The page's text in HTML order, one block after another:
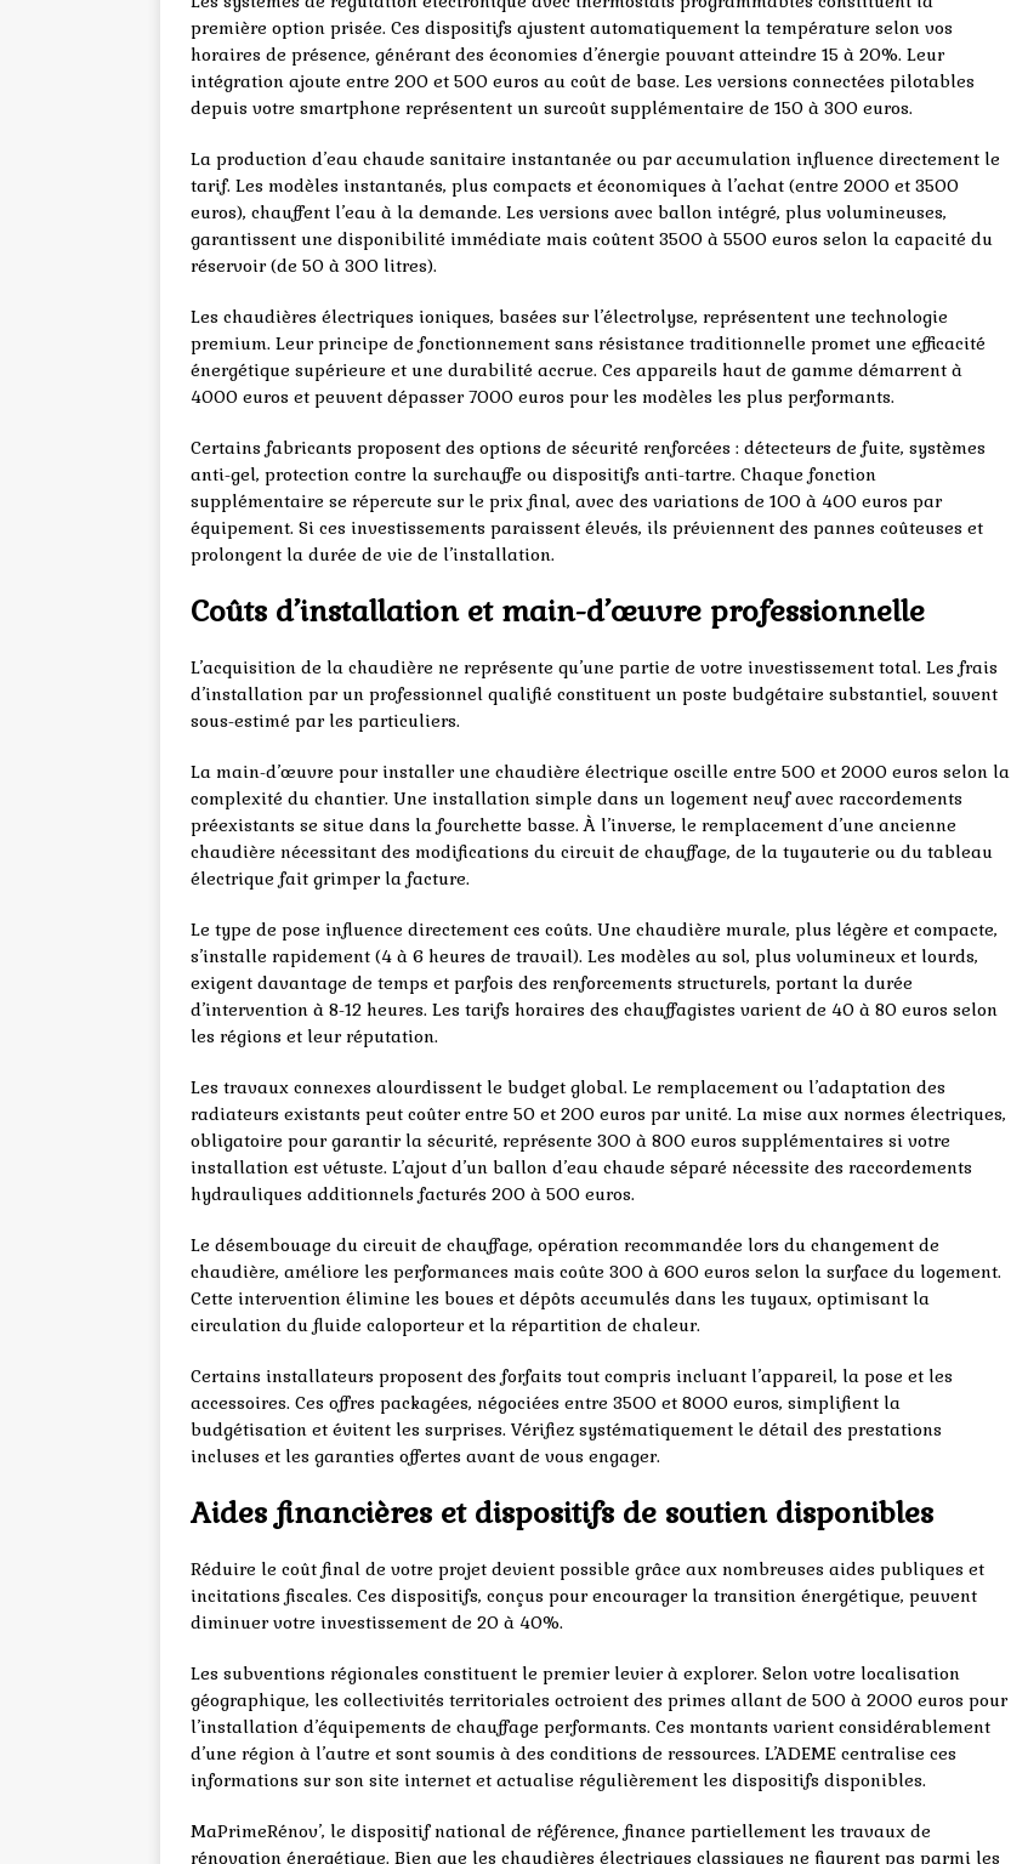
première option prisée. Ces dispositifs ajustent automatiquement la température selon vos
horaires de présence, générant des économies d’énergie pouvant atteindre 15 à 20%. Leur
intégration ajoute entre 200 et 500 euros au coût de base. Les versions connectées pilotables
depuis votre smartphone représentent un surcoût supplémentaire de 150 à 300 euros.
La production d’eau chaude sanitaire instantanée ou par accumulation influence directement le
tarif. Les modèles instantanés, plus compacts et économiques à l’achat (entre 2000 et 3500
euros), chauffent l’eau à la demande. Les versions avec ballon intégré, plus volumineuses,
garantissent une disponibilité immédiate mais coûtent 3500 à 5500 euros selon la capacité du
réservoir (de 50 à 300 litres).
Les chaudières électriques ioniques, basées sur l’électrolyse, représentent une technologie
premium. Leur principe de fonctionnement sans résistance traditionnelle promet une efficacité
énergétique supérieure et une durabilité accrue. Ces appareils haut de gamme démarrent à
4000 euros et peuvent dépasser 7000 euros pour les modèles les plus performants.
Certains fabricants proposent des options de sécurité renforcées : détecteurs de fuite, systèmes
anti-gel, protection contre la surchauffe ou dispositifs anti-tartre. Chaque fonction
supplémentaire se répercute sur le prix final, avec des variations de 100 à 400 euros par
équipement. Si ces investissements paraissent élevés, ils préviennent des pannes coûteuses et
prolongent la durée de vie de l’installation.
Coûts d’installation et main-d’œuvre professionnelle
L’acquisition de la chaudière ne représente qu’une partie de votre investissement total. Les frais
d’installation par un professionnel qualifié constituent un poste budgétaire substantiel, souvent
sous-estimé par les particuliers.
La main-d’œuvre pour installer une chaudière électrique oscille entre 500 et 2000 euros selon la
complexité du chantier. Une installation simple dans un logement neuf avec raccordements
préexistants se situe dans la fourchette basse. À l’inverse, le remplacement d’une ancienne
chaudière nécessitant des modifications du circuit de chauffage, de la tuyauterie ou du tableau
électrique fait grimper la facture.
Le type de pose influence directement ces coûts. Une chaudière murale, plus légère et compacte,
s’installe rapidement (4 à 6 heures de travail). Les modèles au sol, plus volumineux et lourds,
exigent davantage de temps et parfois des renforcements structurels, portant la durée
d’intervention à 8-12 heures. Les tarifs horaires des chauffagistes varient de 40 à 80 euros selon
les régions et leur réputation.
Les travaux connexes alourdissent le budget global. Le remplacement ou l’adaptation des
radiateurs existants peut coûter entre 50 et 200 euros par unité. La mise aux normes électriques,
obligatoire pour garantir la sécurité, représente 300 à 800 euros supplémentaires si votre
installation est vétuste. L’ajout d’un ballon d’eau chaude séparé nécessite des raccordements
hydrauliques additionnels facturés 200 à 500 euros.
Le désembouage du circuit de chauffage, opération recommandée lors du changement de
chaudière, améliore les performances mais coûte 300 à 600 euros selon la surface du logement.
Cette intervention élimine les boues et dépôts accumulés dans les tuyaux, optimisant la
circulation du fluide caloporteur et la répartition de chaleur.
Certains installateurs proposent des forfaits tout compris incluant l’appareil, la pose et les
accessoires. Ces offres packagées, négociées entre 3500 et 8000 euros, simplifient la
budgétisation et évitent les surprises. Vérifiez systématiquement le détail des prestations
incluses et les garanties offertes avant de vous engager.
Aides financières et dispositifs de soutien disponibles
Réduire le coût final de votre projet devient possible grâce aux nombreuses aides publiques et
incitations fiscales. Ces dispositifs, conçus pour encourager la transition énergétique, peuvent
diminuer votre investissement de 20 à 40%.
Les subventions régionales constituent le premier levier à explorer. Selon votre localisation
géographique, les collectivités territoriales octroient des primes allant de 500 à 2000 euros pour
l’installation d’équipements de chauffage performants. Ces montants varient considérablement
d’une région à l’autre et sont soumis à des conditions de ressources. L’ADEME centralise ces
informations sur son site internet et actualise régulièrement les dispositifs disponibles.
MaPrimeRénov’, le dispositif national de référence, finance partiellement les travaux de
rénovation énergétique. Bien que les chaudières électriques classiques ne figurent pas parmi les